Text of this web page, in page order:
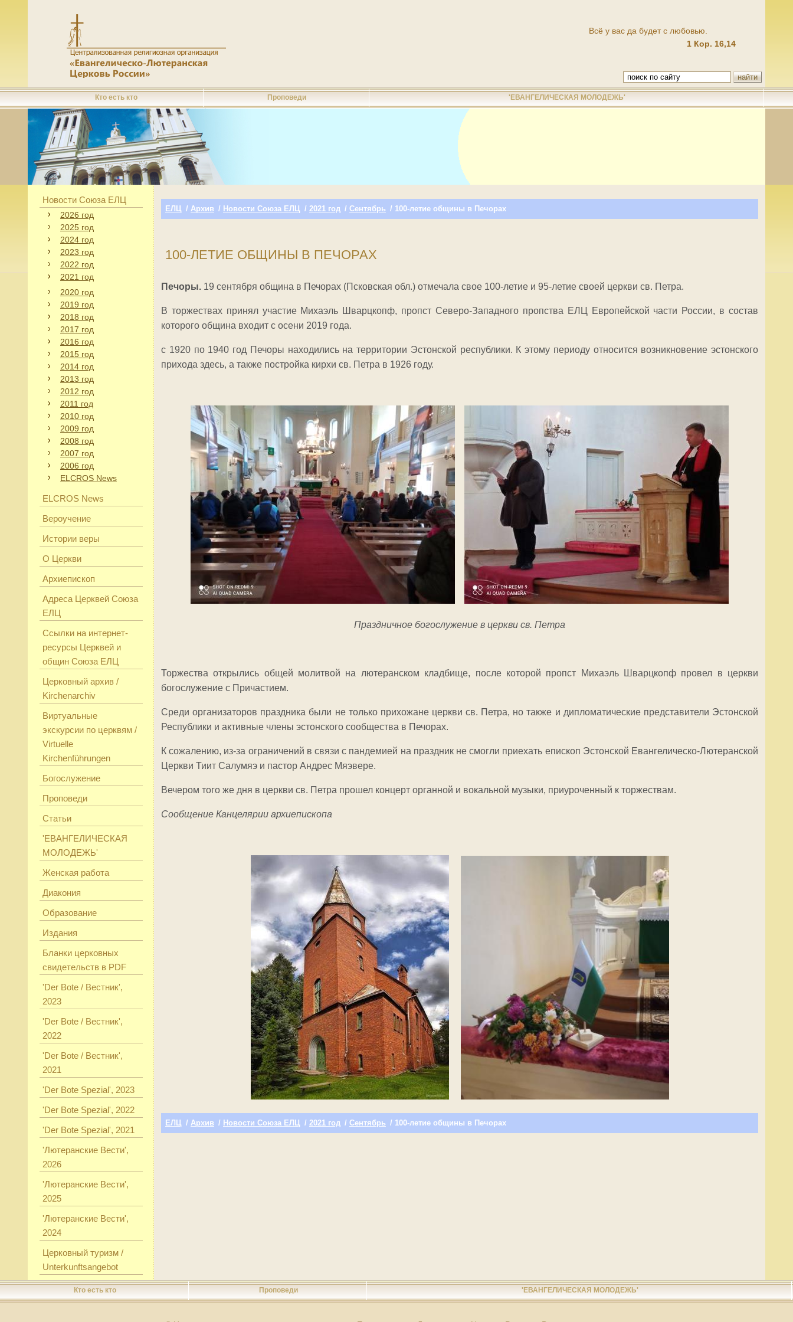
Всё у вас да будет с любовью.
1 Кор. 16,14
Кто есть кто Проповеди 'ЕВАНГЕЛИЧЕСКАЯ МОЛОДЕЖЬ'
Новости Союза ЕЛЦ
2026 год
2025 год
2024 год
2023 год
2022 год
2021 год
2020 год
2019 год
2018 год
2017 год
2016 год
2015 год
2014 год
2013 год
2012 год
2011 год
2010 год
2009 год
2008 год
2007 год
2006 год
ELCROS News
ELCROS News
Вероучение
Истории веры
О Церкви
Архиепископ
Адреса Церквей Союза
ЕЛЦ
Ссылки на интернет-
ресурсы Церквей и
общин Союза ЕЛЦ
Церковный архив /
Kirchenarchiv
Виртуальные
экскурсии по церквям /
Virtuelle
Kirchenführungen
Богослужение
Проповеди
Статьи
'ЕВАНГЕЛИЧЕСКАЯ
МОЛОДЕЖЬ'
Женская работа
Диакония
Образование
Издания
Бланки церковных
свидетельств в PDF
'Der Bote / Вестник',
2023
'Der Bote / Вестник',
2022
'Der Bote / Вестник',
2021
'Der Bote Spezial', 2023
'Der Bote Spezial', 2022
'Der Bote Spezial', 2021
'Лютеранские Вести',
2026
'Лютеранские Вести',
2025
'Лютеранские Вести',
2024
Церковный туризм /
Unterkunftsangebot
ЕЛЦ / Архив / Новости Союза ЕЛЦ / 2021 год / Сентябрь / 100-летие общины в Печорах
100-ЛЕТИЕ ОБЩИНЫ В ПЕЧОРАХ
Печоры. 19 сентября община в Печорах (Псковская обл.) отмечала свое 100-летие и 95-летие своей церкви св. Петра.
В торжествах принял участие Михаэль Шварцкопф, пропст Северо-Западного пропства ЕЛЦ Европейской части России, в состав
которого община входит с осени 2019 года.
с 1920 по 1940 год Печоры находились на территории Эстонской республики. К этому периоду относится возникновение эстонского
прихода здесь, а также постройка кирхи св. Петра в 1926 году.
Праздничное богослужение в церкви св. Петра
Торжества открылись общей молитвой на лютеранском кладбище, после которой пропст Михаэль Шварцкопф провел в церкви
богослужение с Причастием.
Среди организаторов праздника были не только прихожане церкви св. Петра, но также и дипломатические представители Эстонской
Республики и активные члены эстонского сообщества в Печорах.
К сожалению, из-за ограничений в связи с пандемией на праздник не смогли приехать епископ Эстонской Евангелическо-Лютеранской
Церкви Тиит Салумяэ и пастор Андрес Мяэвере.
Вечером того же дня в церкви св. Петра прошел концерт органной и вокальной музыки, приуроченный к торжествам.
Сообщение Канцелярии архиепископа
ЕЛЦ / Архив / Новости Союза ЕЛЦ / 2021 год / Сентябрь / 100-летие общины в Печорах
Кто есть кто Проповеди 'ЕВАНГЕЛИЧЕСКАЯ МОЛОДЕЖЬ'